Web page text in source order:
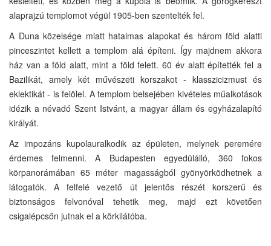
alaprajzú templomot végül 1905-ben szentelték fel.
A Duna közelsége miatt hatalmas alapokat és három föld alatti
pinceszintet kellett a templom alá építeni. Így majdnem akkora
ház van a föld alatt, mint a föld felett. 60 év alatt építették fel a
Bazilikát, amely két művészeti korszakot - klasszicizmust és
eklektikát - is felölel. A templom belsejében kivételes műalkotások
idézik a névadó Szent Istvánt, a magyar állam és egyházalapító
királyát.
Az impozáns kupolauralkodik az épületen, melynek peremére
érdemes felmenni. A Budapesten egyedülálló, 360 fokos
körpanorámában 65 méter magasságból gyönyörködhetnek a
látogatók. A felfelé vezető út jelentős részét korszerű és
biztonságos felvonóval tehetik meg, majd ezt követően
csigalépcsőn jutnak el a körkilátóba.